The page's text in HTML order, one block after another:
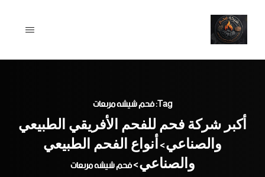
content
Tag: فحم شيشه مربعات
أكبر شركة فحم للفحم الأفريقي الطبيعي
والصناعي>أنواع الفحم الطبيعي
والصناعي>فحم شيشه مربعات